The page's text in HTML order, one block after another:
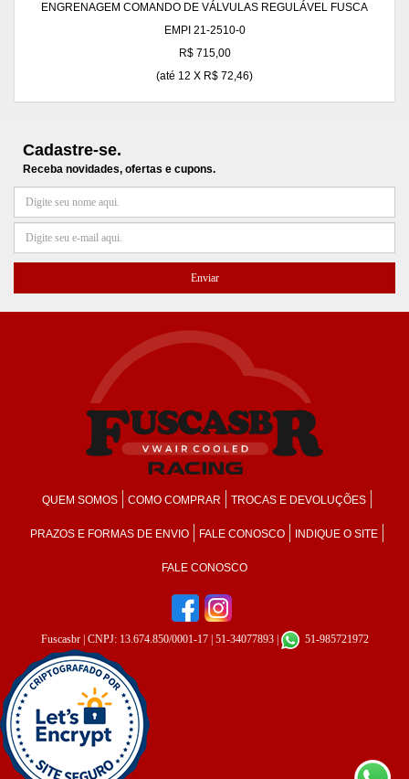
ENGRENAGEM COMANDO DE VÁLVULAS REGULÁVEL FUSCA
EMPI 21-2510-0
R$ 715,00
(até 12 X R$ 72,46)
Cadastre-se.
Receba novidades, ofertas e cupons.
QUEM SOMOS COMO COMPRAR TROCAS E DEVOLUÇÕES
PRAZOS E FORMAS DE ENVIO FALE CONOSCO INDIQUE O SITE
FALE CONOSCO
Fuscasbr| CNPJ: 13.674.850/0001-17 | 51-34077893 | 51-985721972